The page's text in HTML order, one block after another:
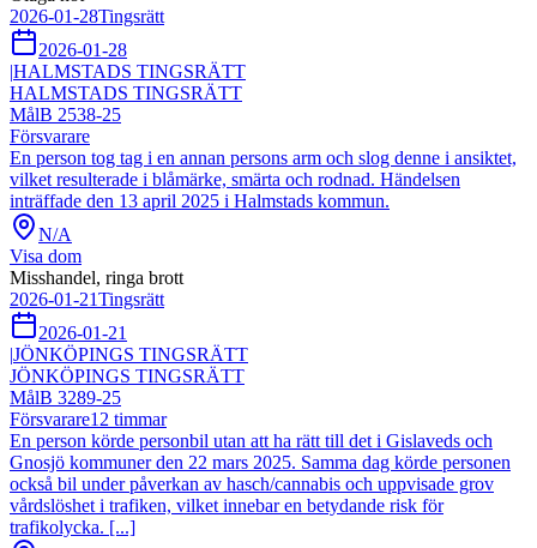
2026-01-28Tingsrätt
2026-01-28
|HALMSTADS TINGSRÄTT
HALMSTADS TINGSRÄTT
MålB 2538-25
Försvarare
En person tog tag i en annan persons arm och slog denne i ansiktet,
vilket resulterade i blåmärke, smärta och rodnad. Händelsen
inträffade den 13 april 2025 i Halmstads kommun.
N/A
Visa dom
Misshandel, ringa brott
2026-01-21Tingsrätt
2026-01-21
|JÖNKÖPINGS TINGSRÄTT
JÖNKÖPINGS TINGSRÄTT
MålB 3289-25
Försvarare12 timmar
En person körde personbil utan att ha rätt till det i Gislaveds och
Gnosjö kommuner den 22 mars 2025. Samma dag körde personen
också bil under påverkan av hasch/cannabis och uppvisade grov
vårdslöshet i trafiken, vilket innebar en betydande risk för
trafikolycka. [...]